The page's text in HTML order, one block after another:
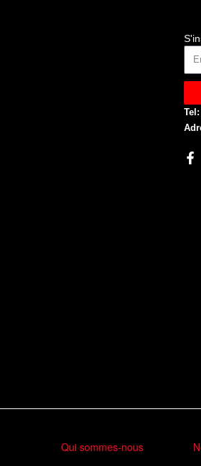
Tel:
Qui sommes-nous